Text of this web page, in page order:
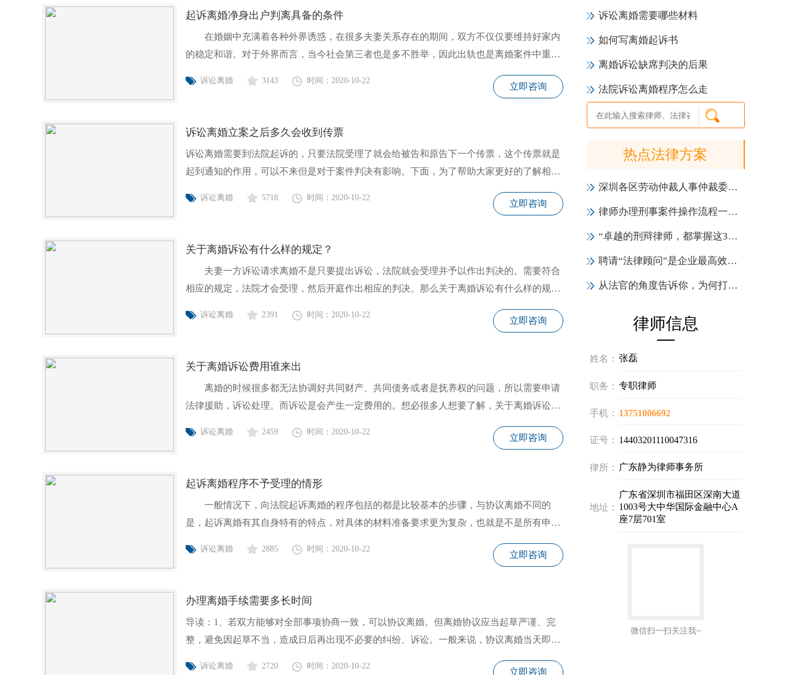
诉讼离婚需要哪些材料
如何写离婚起诉书
离婚诉讼缺席判决的后果
法院诉讼离婚程序怎么走
热点法律方案
深圳各区劳动仲裁人事仲裁委员会一览表（地址+电话）
律师办理刑事案件操作流程一览表（2021年版）
“卓越的刑辩律师，都掌握这3大会见技巧！”
聘请“法律顾问”是企业最高效的投资，6大作用实力证明！
从法官的角度告诉你，为何打官司一定要请律师
律师信息
姓名： 张磊
职务： 专职律师
手机： 13751006692
证号： 14403201110047316
律所： 广东静为律师事务所
地址：
广东省深圳市福田区深南大道
1003号大中华国际金融中心A
座7层701室
微信扫一扫关注我~
起诉离婚净身出户判离具备的条件
在婚姻中充满着各种外界诱惑，在很多夫妻关系存在的期间，双方不仅仅要维持好家内
的稳定和谐。对于外界而言，当今社会第三者也是多不胜举，因此出轨也是离婚案件中重要
诉讼离婚 3143 时间：2020-10-22
立即咨询
诉讼离婚立案之后多久会收到传票
诉讼离婚需要到法院起诉的，只要法院受理了就会给被告和原告下一个传票，这个传票就是
起到通知的作用，可以不来但是对于案件判决有影响。下面，为了帮助大家更好的了解相关
诉讼离婚 5718 时间：2020-10-22
立即咨询
关于离婚诉讼有什么样的规定？
夫妻一方诉讼请求离婚不是只要提出诉讼，法院就会受理并予以作出判决的。需要符合
相应的规定，法院才会受理，然后开庭作出相应的判决。那么关于离婚诉讼有什么样的规定
诉讼离婚 2391 时间：2020-10-22
立即咨询
关于离婚诉讼费用谁来出
离婚的时候很多都无法协调好共同财产、共同债务或者是抚养权的问题，所以需要申请
法律援助，诉讼处理。而诉讼是会产生一定费用的。想必很多人想要了解，关于离婚诉讼费
诉讼离婚 2459 时间：2020-10-22
立即咨询
起诉离婚程序不予受理的情形
一般情况下，向法院起诉离婚的程序包括的都是比较基本的步骤，与协议离婚不同的
是，起诉离婚有其自身特有的特点，对具体的材料准备要求更为复杂，也就是不是所有申请
诉讼离婚 2885 时间：2020-10-22
立即咨询
办理离婚手续需要多长时间
导读：1、若双方能够对全部事项协商一致，可以协议离婚。但离婚协议应当起草严谨、完
整，避免因起草不当，造成日后再出现不必要的纠纷、诉讼。一般来说，协议离婚当天即可
诉讼离婚 2720 时间：2020-10-22
立即咨询